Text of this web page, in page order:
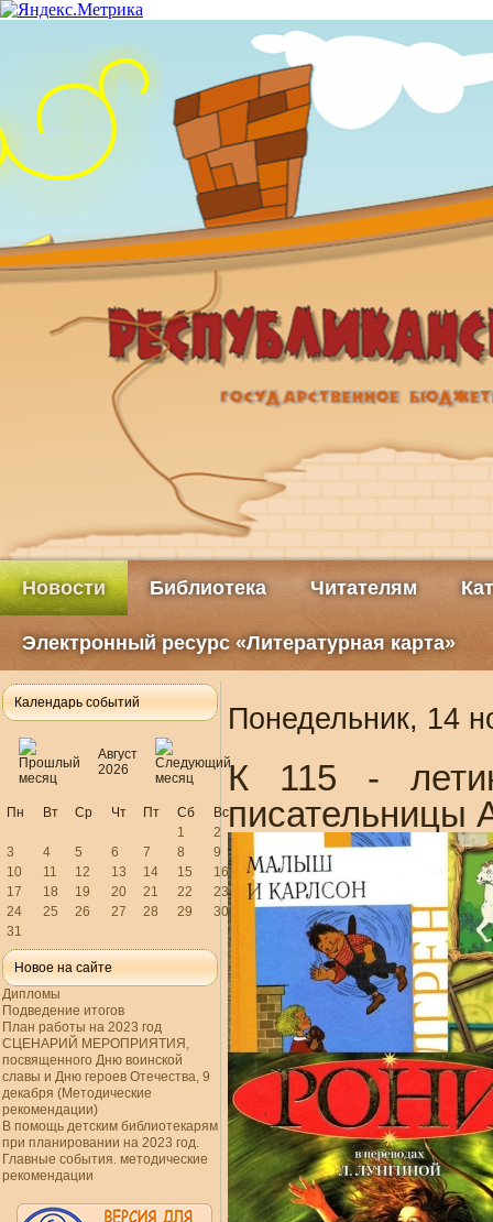
Новости Библиотека Читателям
Электронный ресурс «Литературная карта»
Календарь событий
Август
2026
Пн Вт Ср Чт Пт Сб
Вс
1
2
3
4 5 6 7 8
9
10
11 12 13 14 15
16
17
18 19 20 21 22
23
24
25 26 27 28 29
30
31
Новое на сайте
Дипломы
Подведение итогов
План работы на 2023 год
СЦЕНАРИЙ МЕРОПРИЯТИЯ,
посвященного Дню воинской
славы и Дню героев Отечества, 9
декабря (Методические
рекомендации)
В помощь детским библиотекарям
при планировании на 2023 год.
Главные события. методические
рекомендации
Понедельник, 14
К 115 -
писательницы